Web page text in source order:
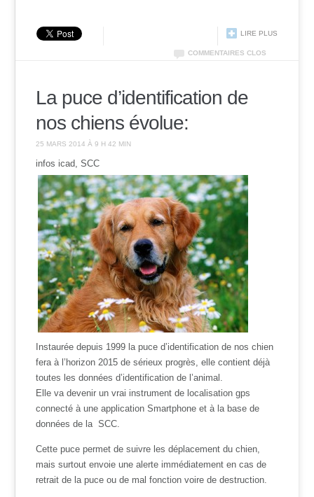
LIRE PLUS
COMMENTAIRES CLOS
La puce d’identification de
nos chiens évolue:
25 MARS 2014 À 9 H 42 MIN
infos icad, SCC
Instaurée depuis 1999 la puce d’identification de nos chien
fera à l’horizon 2015 de sérieux progrès, elle contient déjà
toutes les données d’identification de l’animal.
Elle va devenir un vrai instrument de localisation gps
connecté à une application Smartphone et à la base de
données de la SCC.
Cette puce permet de suivre les déplacement du chien,
mais surtout envoie une alerte immédiatement en cas de
retrait de la puce ou de mal fonction voire de destruction.